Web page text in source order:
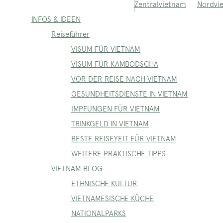
Zentralvietnam
INFOS & IDEEN
Reiseführer
VISUM FÜR VIETNAM
VISUM FÜR KAMBODSCHA
VOR DER REISE NACH VIETNAM
GESUNDHEITSDIENSTE IN VIETNAM
IMPFUNGEN FÜR VIETNAM
TRINKGELD IN VIETNAM
BESTE REISEYEIT FÜR VIETNAM
WEITERE PRAKTISCHE TIPPS
VIETNAM BLOG
ETHNISCHE KULTUR
VIETNAMESISCHE KÜCHE
NATIONALPARKS